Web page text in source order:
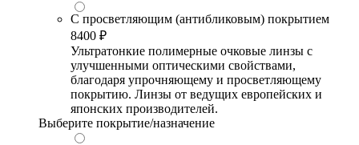
С просветляющим (антибликовым) покрытием
8400 ₽
Ультратонкие полимерные очковые линзы с
улучшенными оптическими свойствами,
благодаря упрочняющему и просветляющему
покрытию. Линзы от ведущих европейских и
японских производителей.
Выберите покрытие/назначение